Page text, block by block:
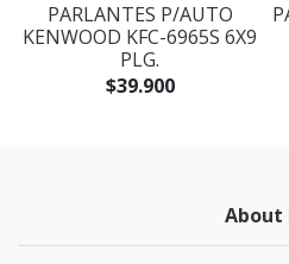
PARLANTES P/AUTO
KENWOOD KFC-6965S 6X9
PLG.
$39.900
About